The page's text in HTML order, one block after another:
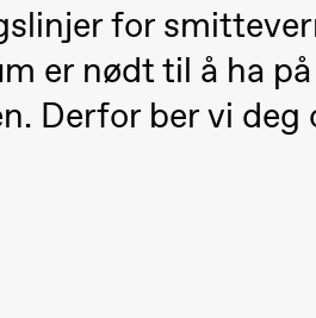
Box teater)
for
er nødt til å ha
Derfor ber vi deg